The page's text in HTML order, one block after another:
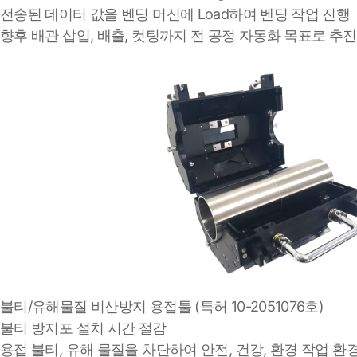
전송된 데이터 값을 벤딩 머신에 Load하여 벤딩 작업 진행
향후 배관 삽입, 배출, 컷팅까지 전 공정 자동화 목표로 추진
불티/유해물질 비산방지 용접툴 (특허 10-2051076호)
불티 방지포 설치 시간 절감
용접 불티, 유해 물질을 차단하여 안전, 건강, 환경 작업 환